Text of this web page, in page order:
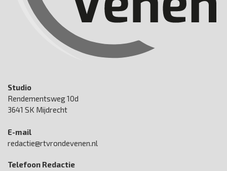
Studio
Rendementsweg 10d
3641 SK Mijdrecht
E-mail
redactie@rtvrondevenen.nl
Telefoon Redactie